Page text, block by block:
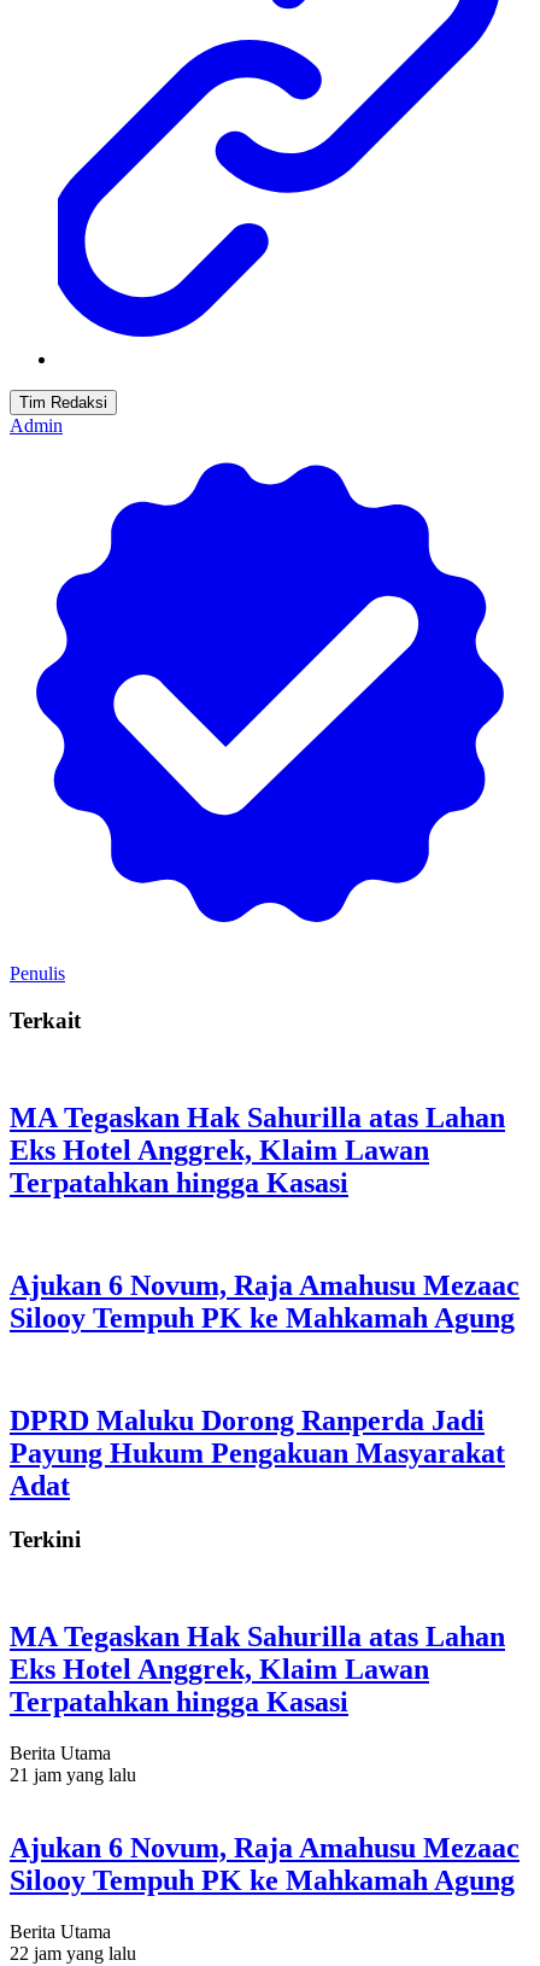
Tim Redaksi
Admin
Penulis
Terkait
MA Tegaskan Hak Sahurilla atas Lahan
Eks Hotel Anggrek, Klaim Lawan
Terpatahkan hingga Kasasi
Ajukan 6 Novum, Raja Amahusu Mezaac
Silooy Tempuh PK ke Mahkamah Agung
DPRD Maluku Dorong Ranperda Jadi
Payung Hukum Pengakuan Masyarakat
Adat
Terkini
MA Tegaskan Hak Sahurilla atas Lahan
Eks Hotel Anggrek, Klaim Lawan
Terpatahkan hingga Kasasi
Berita Utama
21 jam yang lalu
Ajukan 6 Novum, Raja Amahusu Mezaac
Silooy Tempuh PK ke Mahkamah Agung
Berita Utama
22 jam yang lalu